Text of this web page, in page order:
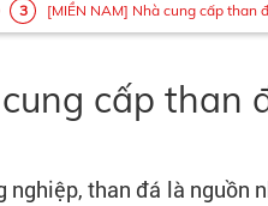
[MIỀN NAM] Nhà cung cấp than
cấp than
nghiệp, than đá là